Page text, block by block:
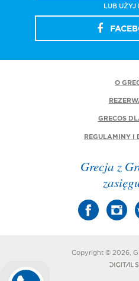
LUB UŻYJ
O
GRECOS
REGULAMINY I
Grecja z
Copyright © 2026,